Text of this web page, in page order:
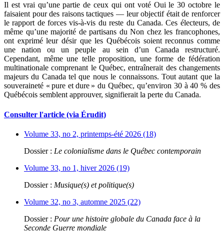
Il est vrai qu’une partie de ceux qui ont voté Oui le 30 octobre le
faisaient pour des raisons tactiques — leur objectif était de renforcer
le rapport de forces vis-à-vis du reste du Canada. Ces électeurs, de
même qu’une majorité de partisans du Non chez les francophones,
ont exprimé leur désir que les Québécois soient reconnus comme
une nation ou un peuple au sein d’un Canada restructuré.
Cependant, même une telle proposition, une forme de fédération
multinationale comprenant le Québec, entraînerait des changements
majeurs du Canada tel que nous le connaissons. Tout autant que la
souveraineté « pure et dure » du Québec, qu’environ 30 à 40 % des
Québécois semblent approuver, signifierait la perte du Canada.
Consulter l'article (via Érudit)
Volume 33, no 2, printemps-été 2026 (18)
Dossier : Le colonialisme dans le Québec contemporain
Volume 33, no 1, hiver 2026 (19)
Dossier : Musique(s) et politique(s)
Volume 32, no 3, automne 2025 (22)
Dossier : Pour une histoire globale du Canada face à la
Seconde Guerre mondiale